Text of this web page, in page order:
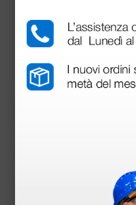
produzione tedesca,
adatti alla maggior
• Potenza massima
• Potenza massima
• Potenza massima